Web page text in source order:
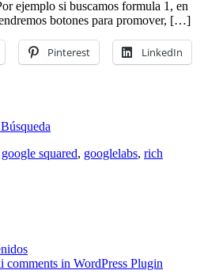
ejemplo si buscamos formula 1, en
botones para promover, […]
Pinterest LinkedIn
google squared, googlelabs, rich
in WordPress Plugin